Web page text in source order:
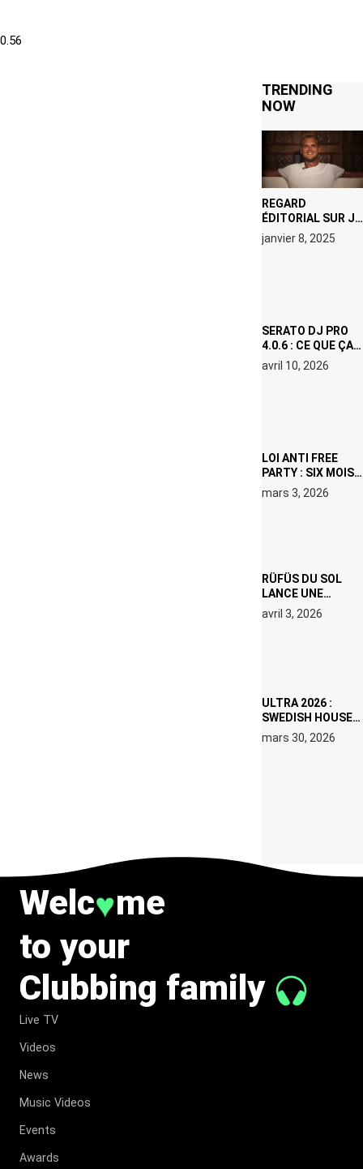
TRENDING
NOW
REGARD
ÉDITORIAL SUR JE
M’APPELLE TIM
(NETFLIX) : AVICII,
janvier 8, 2025
SERATO DJ PRO
4.0.6 : CE QUE ÇA
CHANGE, MÊME SI
VOUS N’ÊTES NI
avril 10, 2026
LOI ANTI FREE
PARTY : SIX MOIS
DE PRISON ET 5
000 € D’AMENDE
mars 3, 2026
RÜFÜS DU SOL
LANCE UNE
RÉSIDENCE DJ
SET DE QUATRE
avril 3, 2026
ULTRA 2026 :
SWEDISH HOUSE
MAFIA RETROUVE
ERIC PRYDZ DANS
mars 30, 2026
Welc♥me
to your
Clubbing family
Live TV
Videos
News
Music Videos
Events
Awards